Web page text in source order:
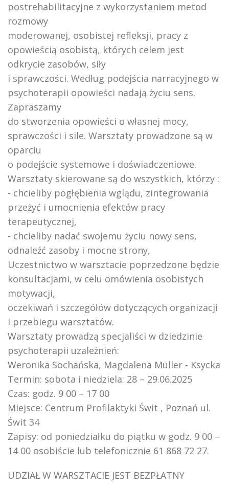
postrehabilitacyjne z wykorzystaniem metod
rozmowy
moderowanej, osobistej refleksji, pracy z
opowieścią osobistą, których celem jest
odkrycie zasobów, siły
i sprawczości. Według podejścia narracyjnego w
psychoterapii opowieści nadają życiu sens.
Zapraszamy
do stworzenia opowieści o własnej mocy,
sprawczości i sile. Warsztaty prowadzone są w
oparciu
o podejście systemowe i doświadczeniowe.
Warsztaty skierowane są do wszystkich, którzy :
- chcieliby pogłębienia wglądu, zintegrowania
przeżyć i umocnienia efektów pracy
terapeutycznej,
- chcieliby nadać swojemu życiu nowy sens,
odnaleźć zasoby i mocne strony,
Uczestnictwo w warsztacie poprzedzone będzie
konsultacjami, w celu omówienia osobistych
motywacji,
oczekiwań i szczegółów dotyczących organizacji
i przebiegu warsztatów.
Warsztaty prowadzą specjaliści w dziedzinie
psychoterapii uzależnień:
Weronika Sochańska, Magdalena Müller - Ksycka
Termin: sobota i niedziela: 28 – 29.06.2025
Czas: godz. 9 00 – 17 00
Miejsce: Centrum Profilaktyki Świt , Poznań ul.
Świt 34
Zapisy: od poniedziałku do piątku w godz. 9 00 –
14 00 osobiście lub telefonicznie 61 868 72 27.
UDZIAŁ W WARSZTACIE JEST BEZPŁATNY